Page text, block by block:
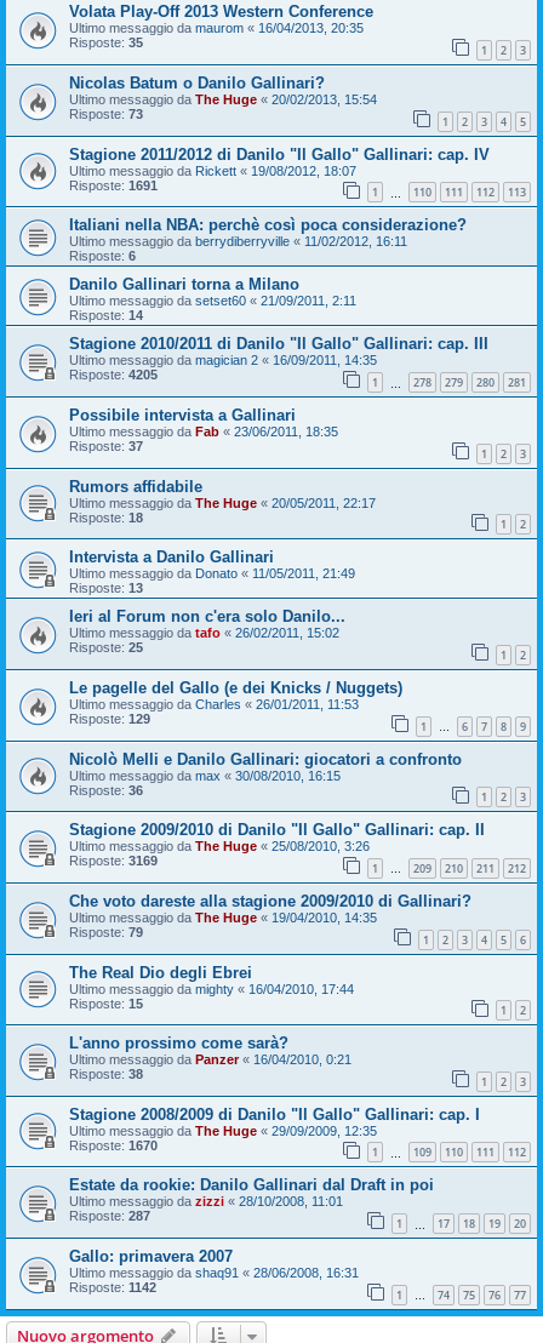
Volata Play-Off 2013 Western Conference
Ultimo messaggio da maurom « 16/04/2013, 20:35
Risposte: 35 1 2 3
Nicolas Batum o Danilo Gallinari?
Ultimo messaggio da The Huge « 20/02/2013, 15:54
Risposte: 73 1 2 3 4 5
Stagione 2011/2012 di Danilo "Il Gallo" Gallinari: cap. IV
Ultimo messaggio da Rickett « 19/08/2012, 18:07
Risposte: 1691 1 110 111 112 113
Italiani nella NBA: perchè così poca considerazione?
Ultimo messaggio da berrydiberryville « 11/02/2012, 16:11
Risposte: 6
Danilo Gallinari torna a Milano
Ultimo messaggio da setset60 « 21/09/2011, 2:11
Risposte: 14
Stagione 2010/2011 di Danilo "Il Gallo" Gallinari: cap. III
Ultimo messaggio da magician 2 « 16/09/2011, 14:35
Risposte: 4205 1 278 279 280 281
Possibile intervista a Gallinari
Ultimo messaggio da Fab « 23/06/2011, 18:35
Risposte: 37 1 2 3
Rumors affidabile
Ultimo messaggio da The Huge « 20/05/2011, 22:17
Risposte: 18 1 2
Intervista a Danilo Gallinari
Ultimo messaggio da Donato « 11/05/2011, 21:49
Risposte: 13
Ieri al Forum non c'era solo Danilo...
Ultimo messaggio da tafo « 26/02/2011, 15:02
Risposte: 25 1 2
Le pagelle del Gallo (e dei Knicks / Nuggets)
Ultimo messaggio da Charles « 26/01/2011, 11:53
Risposte: 129 1 … 6 7 8 9
Nicolò Melli e Danilo Gallinari: giocatori a confronto
Ultimo messaggio da max « 30/08/2010, 16:15
Risposte: 36 1 2 3
Stagione 2009/2010 di Danilo "Il Gallo" Gallinari: cap. II
Ultimo messaggio da The Huge « 25/08/2010, 3:26
Risposte: 3169 1 … 209 210 211 212
Che voto dareste alla stagione 2009/2010 di Gallinari?
Ultimo messaggio da The Huge « 19/04/2010, 14:35
Risposte: 79 1 2 3 4 5 6
The Real Dio degli Ebrei
Ultimo messaggio da mighty « 16/04/2010, 17:44
Risposte: 15 1 2
L'anno prossimo come sarà?
Ultimo messaggio da Panzer« 16/04/2010, 0:21
Risposte: 38 1 2 3
Stagione 2008/2009 di Danilo "Il Gallo" Gallinari: cap. I
Ultimo messaggio da The Huge « 29/09/2009, 12:35
Risposte: 1670 1 109 110 111 112
Estate da rookie: Danilo Gallinari dal Draft in poi
Ultimo messaggio da zizzi « 28/10/2008, 11:01
Risposte: 287 1 17 18 19 20
Gallo: primavera 2007
Ultimo messaggio da shaq91 « 28/06/2008, 16:31
Risposte: 1142 1 … 74 75 76 77
Nuovo argomento